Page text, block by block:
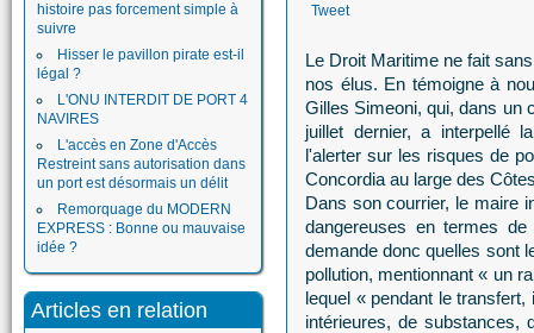
histoire pas forcement simple à
suivre
Hisser le pavillon pirate est-il
légal ?
L'ONU INTERDIT DE PORT 4
NAVIRES
L'accès en Zone d'Accès
Restreint sans autorisation dans
un port est désormais un délit
Remorquage du MODERN
EXPRESS : Bonne ou mauvaise
idée ?
Articles en relation
Tweet
Le Droit Maritime ne fait
nos élus. En témoigne à
Gilles Simeoni, qui, dans un
juillet dernier, a interpellé
l'alerter sur les risques de
Concordia au large des
Dans son courrier, le maire
dangereuses en termes
demande donc quelles sont
pollution, mentionnant « un
lequel « pendant le
intérieures, de substances,